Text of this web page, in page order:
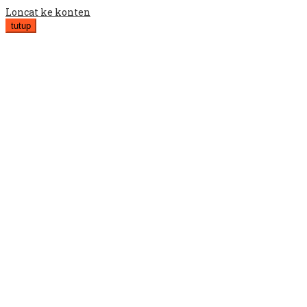
Loncat ke konten
tutup